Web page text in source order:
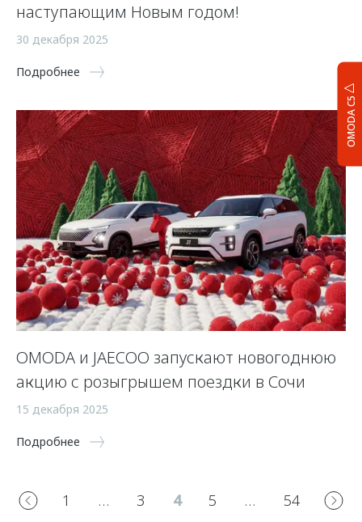
OMODA C5
наступающим Новым годом!
30 декабря 2025
Подробнее
OMODA и JAECOO запускают новогоднюю
акцию с розыгрышем поездки в Сочи
15 декабря 2025
Подробнее
1 … 3 4 5 … 54